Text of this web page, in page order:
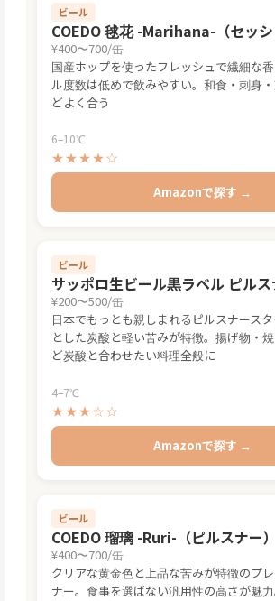
ビール
COEDO 毬花 -Marihana-（セッシ
¥400〜700/缶
国産ホップを使ったフレッシュで繊細な
ル度数は低めで飲みやすい。和食・刺身
どよく合う
6–10℃
★★★★☆
Amazonで探す →
ビール
サッポロ生ビール黒ラベル ピルス
¥200〜500/缶
日本でもっとも親しまれるピルスナース
とした炭酸と軽い苦みが特徴。揚げ物・
ど炭酸と合わせたい料理全般に
4–7℃
★★★☆☆
Amazonで探す →
ビール
COEDO 瑠璃 -Ruri-（ピルスナー）
¥400〜700/缶
クリアな黄金色と上品な苦みが特徴のプ
ナー。食事を選ばない汎用性の高さが魅